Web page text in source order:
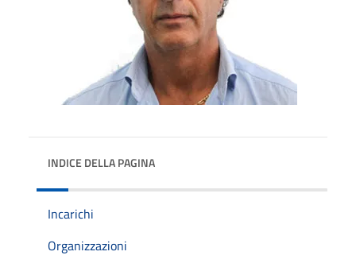
INDICE DELLA PAGINA
Incarichi
Organizzazioni